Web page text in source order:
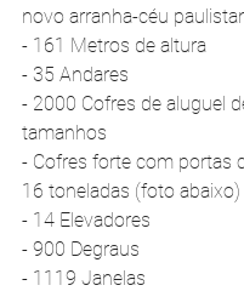
novo arranha-céu
- 161 Metros de altura
- 35 Andares
- 2000 Cofres de aluguel
tamanhos
- Cofres forte com portas
16 toneladas (foto abaixo)
- 14 Elevadores
- 900 Degraus
- 1119 Janelas